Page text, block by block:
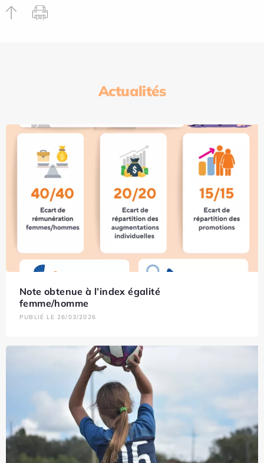
Actualités
Note obtenue à l’index égalité
femme/homme
PUBLIÉ LE 26/03/2026